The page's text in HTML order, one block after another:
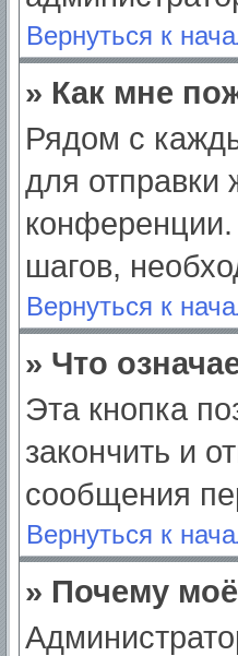
Вернуться к
» Как мне
Рядом с
для отправки
шагов,
Вернуться к
» Что
Эта кнопка
закончить и
сообщения
Вернуться к
» Почему